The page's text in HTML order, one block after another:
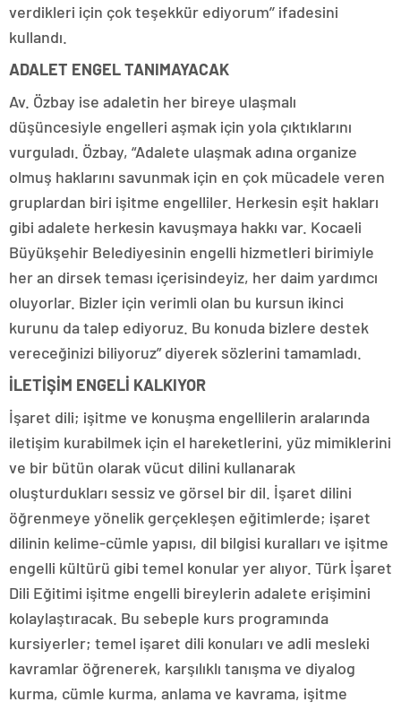
verdikleri için çok teşekkür ediyorum’’ ifadesini
kullandı.
ADALET ENGEL TANIMAYACAK
Av. Özbay ise adaletin her bireye ulaşmalı
düşüncesiyle engelleri aşmak için yola çıktıklarını
vurguladı. Özbay, “Adalete ulaşmak adına organize
olmuş haklarını savunmak için en çok mücadele veren
gruplardan biri işitme engelliler. Herkesin eşit hakları
gibi adalete herkesin kavuşmaya hakkı var. Kocaeli
Büyükşehir Belediyesinin engelli hizmetleri birimiyle
her an dirsek teması içerisindeyiz, her daim yardımcı
oluyorlar. Bizler için verimli olan bu kursun ikinci
kurunu da talep ediyoruz. Bu konuda bizlere destek
vereceğinizi biliyoruz” diyerek sözlerini tamamladı.
İLETİŞİM ENGELİ KALKIYOR
İşaret dili; işitme ve konuşma engellilerin aralarında
iletişim kurabilmek için el hareketlerini, yüz mimiklerini
ve bir bütün olarak vücut dilini kullanarak
oluşturdukları sessiz ve görsel bir dil. İşaret dilini
öğrenmeye yönelik gerçekleşen eğitimlerde; işaret
dilinin kelime-cümle yapısı, dil bilgisi kuralları ve işitme
engelli kültürü gibi temel konular yer alıyor. Türk İşaret
Dili Eğitimi işitme engelli bireylerin adalete erişimini
kolaylaştıracak. Bu sebeple kurs programında
kursiyerler; temel işaret dili konuları ve adli mesleki
kavramlar öğrenerek, karşılıklı tanışma ve diyalog
kurma, cümle kurma, anlama ve kavrama, işitme